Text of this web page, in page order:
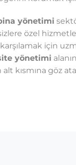
yönetimi
özel
karşılamak için
yönetimi
alt kısmına göz